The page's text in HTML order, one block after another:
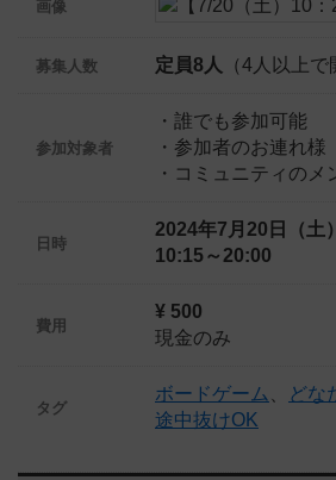
画像
募集人数 定員8人 （4人以上で
参加対象者
・誰でも参加可能
・参加者のお連れ様
・コミュニティのメ
日時
2024年7月20日（土）
10:15～20:00
費用
¥ 500
現金のみ
タグ
ボードゲーム どな
途中抜けOK